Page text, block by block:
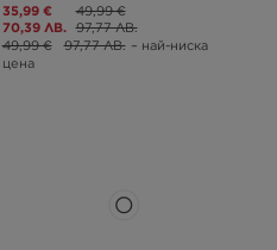
35,99 €
70,39 ЛВ.
49,99 €
97,77 ЛВ.
49,99 €
97,77 ЛВ. – най-ниска
цена